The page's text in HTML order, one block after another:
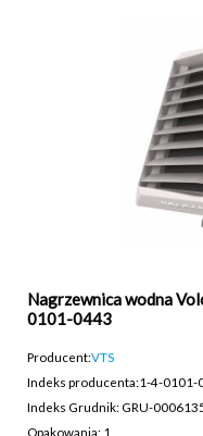
Nagrzewnica wodna
0101-0443
Producent:VTS
Indeks producenta:1-4-0101-
Indeks Grudnik: GRU-
Opakowania: 1